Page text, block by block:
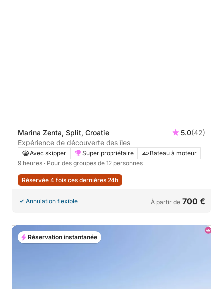
Marina Zenta, Split, Croatie 5.0(42)
Expérience de découverte des îles
Avec skipper Super propriétaire
Bateau à moteur
9 heures · Pour des groupes de 12 personnes
Réservée 4 fois ces dernières 24h
Annulation flexible À partir de 700 €
Réservation instantanée